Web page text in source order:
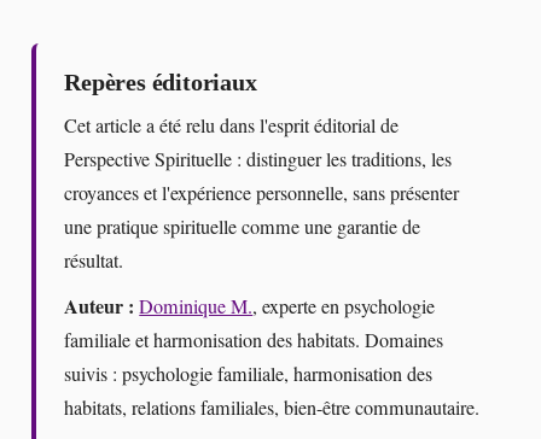
Repères éditoriaux
Cet article a été relu dans l'esprit éditorial de
Perspective Spirituelle : distinguer les traditions, les
croyances et l'expérience personnelle, sans présenter
une pratique spirituelle comme une garantie de
résultat.
Auteur : Dominique M., experte en psychologie
familiale et harmonisation des habitats. Domaines
suivis : psychologie familiale, harmonisation des
habitats, relations familiales, bien-être communautaire.